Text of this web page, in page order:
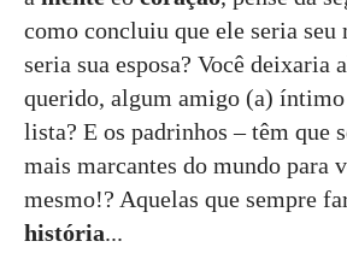
como concluiu que ele seria seu
seria sua esposa? Você
querido, algum amigo (a)
lista? E os padrinhos – têm que
mais marcantes do mundo para
mesmo!? Aquelas que sempre
história...